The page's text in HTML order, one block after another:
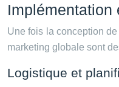
Implémentation
Une fois la conception
marketing globale sont
Logistique et